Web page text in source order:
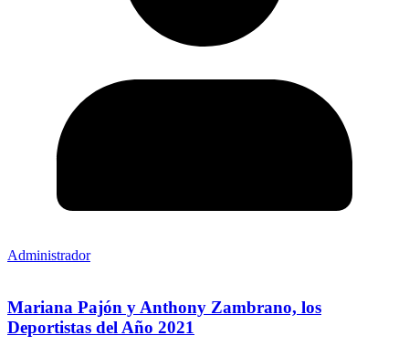
Administrador
Mariana Pajón y Anthony Zambrano, los
Deportistas del Año 2021